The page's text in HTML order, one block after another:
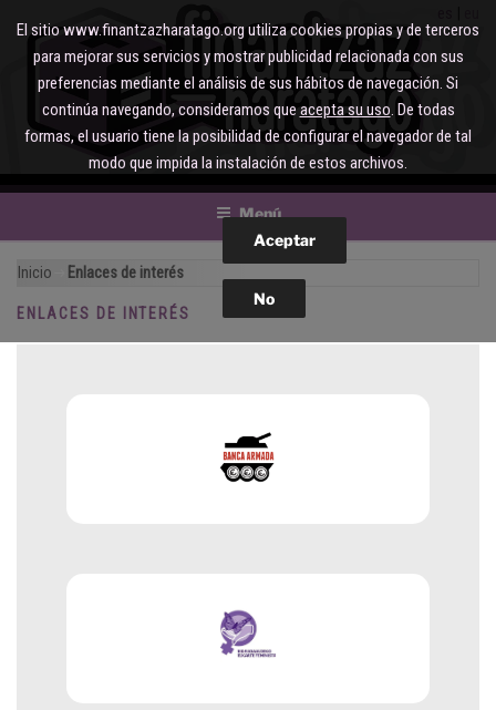
contenido
Menú
Inicio Enlaces de interés
ENLACES DE INTERÉS
El sitio www.finantzazharatago.org utiliza cookies propias y de terceros
para mejorar sus servicios y mostrar publicidad relacionada con sus
preferencias mediante el análisis de sus hábitos de navegación. Si
continúa navegando, consideramos queacepta su uso. De todas
formas, el usuario tiene la posibilidad de configurar el navegador de tal
modo que impida la instalación de estos archivos.